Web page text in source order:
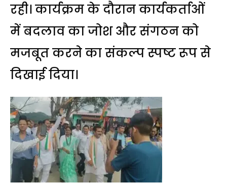
रही। कार्यक्रम के दौरान कार्यकर्ताओं
में बदलाव का जोश और संगठन को
मजबूत करने का संकल्प स्पष्ट रूप से
दिखाई दिया।